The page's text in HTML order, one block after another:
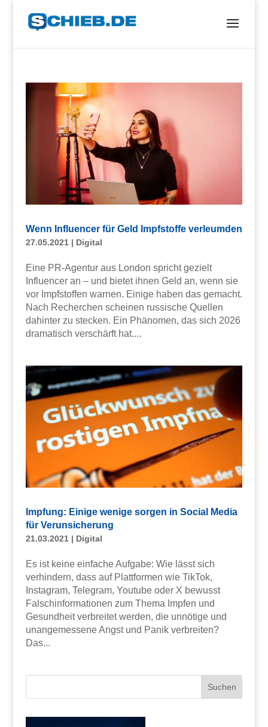
Wenn Influencer für Geld Impfstoffe verleumden
27.05.2021| Digital
Eine PR-Agentur aus London spricht gezielt
Influencer an – und bietet ihnen Geld an, wenn sie
vor Impfstoffen warnen. Einige haben das gemacht.
Nach Recherchen scheinen russische Quellen
dahinter zu stecken. Ein Phänomen, das sich 2026
dramatisch verschärft hat....
Impfung: Einige wenige sorgen in Social Media
für Verunsicherung
21.03.2021| Digital
Es ist keine einfache Aufgabe: Wie lässt sich
verhindern, dass auf Plattformen wie TikTok,
Instagram, Telegram, Youtube oder X bewusst
Falschinformationen zum Thema Impfen und
Gesundheit verbreitet werden, die unnötige und
unangemessene Angst und Panik verbreiten?
Das...